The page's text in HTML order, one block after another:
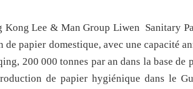
Kong Lee & Man Group Liwen Sanitary
de papier domestique, avec une capacité
200 000 tonnes par an dans la base
de papier hygiénique dans le